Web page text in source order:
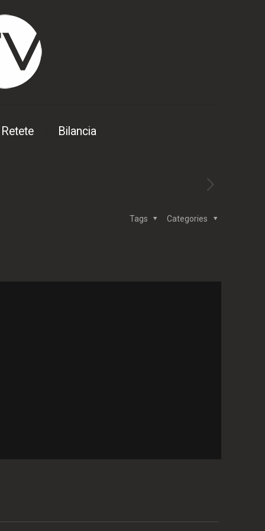
Retete Bilancia
Categories
Tags